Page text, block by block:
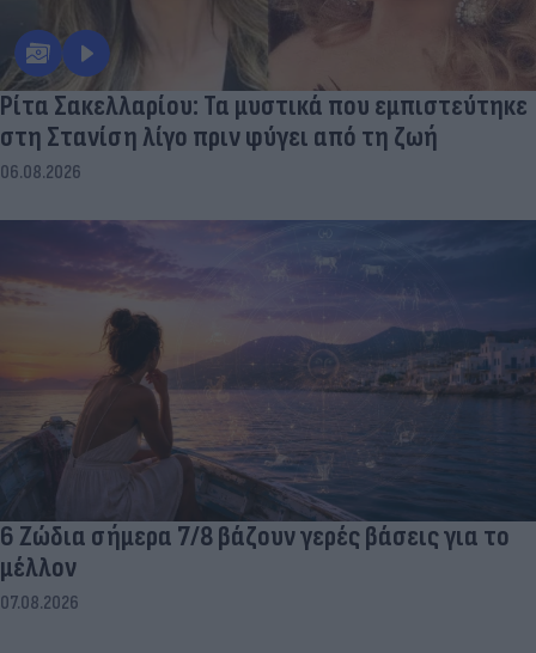
Ρίτα Σακελλαρίου: Τα μυστικά που εμπιστεύτηκε
στη Στανίση λίγο πριν φύγει από τη ζωή
06.08.2026
6 Ζώδια σήμερα 7/8 βάζουν γερές βάσεις για το
μέλλον
07.08.2026